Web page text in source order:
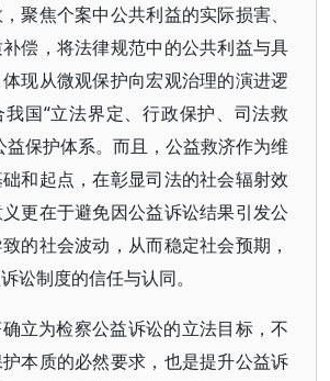
聚焦个案中公共利益的实际损害、
偿，将法律规范中的公共利益与具
现从微观保护向宏观治理的演进逻
国“立法界定、行政保护、司法救
益保护体系。而且，公益救济作为维
和起点，在彰显司法的社会辐射效
更在于避免因公益诉讼结果引发公
的社会波动，从而稳定社会预期，
讼制度的信任与认同。
立为检察公益诉讼的立法目标，不
本质的必然要求，也是提升公益诉